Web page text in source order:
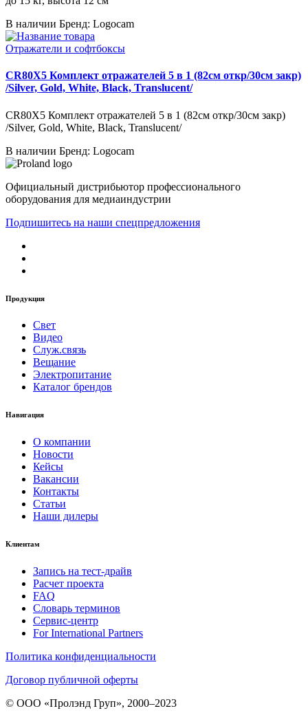
В наличии Бренд: Logocam
Отражатели и софтбоксы
CR80X5 Комплект отражателей 5 в 1 (82см откр/30см закр)
/Silver, Gold, White, Black, Translucent/
CR80X5 Комплект отражателей 5 в 1 (82см откр/30см закр)
/Silver, Gold, White, Black, Translucent/
В наличии Бренд: Logocam
Официальный дистрибьютор профессионального
оборудования для медиаиндустрии
Подпишитесь на наши спецпредложения
Продукция
Свет
Видео
Служ.связь
Вещание
Электропитание
Каталог брендов
Навигация
О компании
Новости
Кейсы
Вакансии
Контакты
Статьи
Наши дилеры
Клиентам
Запись на тест-драйв
Расчет проекта
FAQ
Словарь терминов
Сервис-центр
For International Partners
Политика конфиденциальности
Договор публичной оферты
© ООО «Пролэнд Груп», 2000–2023